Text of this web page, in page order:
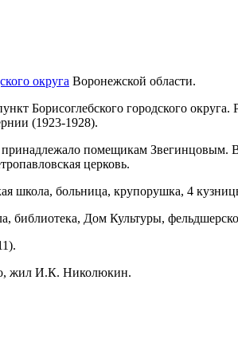
округа Воронежской области.
Борисоглебского городского
(1923-1928).
помещикам Звегинцовым.
церковь.
школа, больница, крупорушка, 4
библиотека, Дом Культуры,
жил И.К. Николюкин.